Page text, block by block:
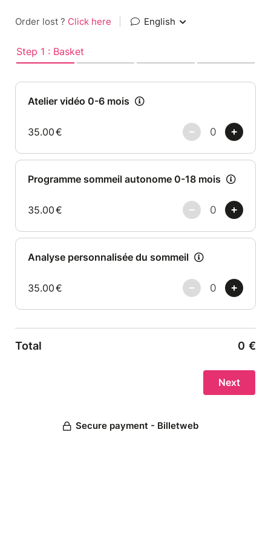
Order lost ? Click here English
Step 1 : Basket
Atelier vidéo 0-6 mois
35.00€
Programme sommeil autonome 0-18 mois
35.00€
Analyse personnalisée du sommeil
35.00€
Total 0 €
Secure payment - Billetweb